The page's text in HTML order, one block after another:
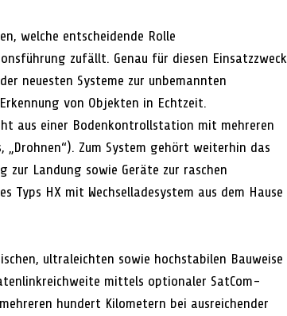
welche entscheidende Rolle
zufällt. Genau für diesen Einsatzzweck
neuesten Systeme zur unbemannten
von Objekten in Echtzeit.
aus einer Bodenkontrollstation mit mehreren
„Drohnen“). Zum System gehört weiterhin das
Landung sowie Geräte zur raschen
Typs HX mit Wechselladesystem aus dem Hause
ultraleichten sowie hochstabilen Bauweise
mittels optionaler SatCom-
hundert Kilometern bei ausreichender